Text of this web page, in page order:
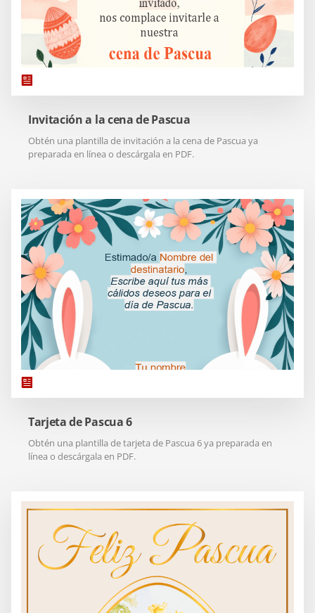
Invitación a la cena de Pascua
Obtén una plantilla de invitación a la cena de Pascua ya
preparada en línea o descárgala en PDF.
Tarjeta de Pascua 6
Obtén una plantilla de tarjeta de Pascua 6 ya preparada en
línea o descárgala en PDF.